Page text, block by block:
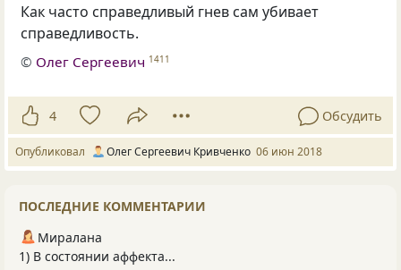
Как часто справедливый гнев сам убивает
справедливость.
© Олег Сергеевич 1411
4 Обсудить
Опубликовал Олег Сергеевич Кривченко 06 июн 2018
ПОСЛЕДНИЕ КОММЕНТАРИИ
Миралана
1) В состоянии аффекта...